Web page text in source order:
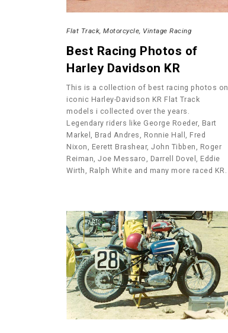
Flat Track Motorcycle Vintage Racing
Best Racing Photos of
Harley Davidson KR
This is a collection of best racing photos on
iconic Harley-Davidson KR Flat Track
models i collected over the years.
Legendary riders like George Roeder, Bart
Markel, Brad Andres, Ronnie Hall, Fred
Nixon, Eerett Brashear, John Tibben, Roger
Reiman, Joe Messaro, Darrell Dovel, Eddie
Wirth, Ralph White and many more raced KR.